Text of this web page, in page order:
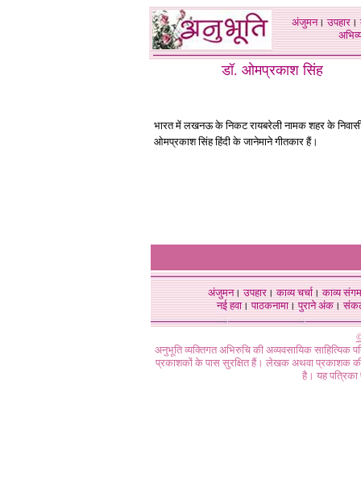
अंजुमन।उपहार।
डॉ. ओमप्रकाश सिंह
भारत में लखनऊ के निकट रायबरेली नामक शहर के
ओमप्रकाश सिंह हिंदी के जानेमाने गीतकार हैं।
अंजुमन।उपहार।काव्य चर्चा।काव्य संगम
नई हवा। पाठकनामा। पुराने अंक।
अनुभूति व्यक्तिगत अभिरुचि की अव्यवसायिक
प्रकाशकों के पास सुरक्षित हैं। लेखक अथवा प्रकाशक की
है। यह पत्रिका